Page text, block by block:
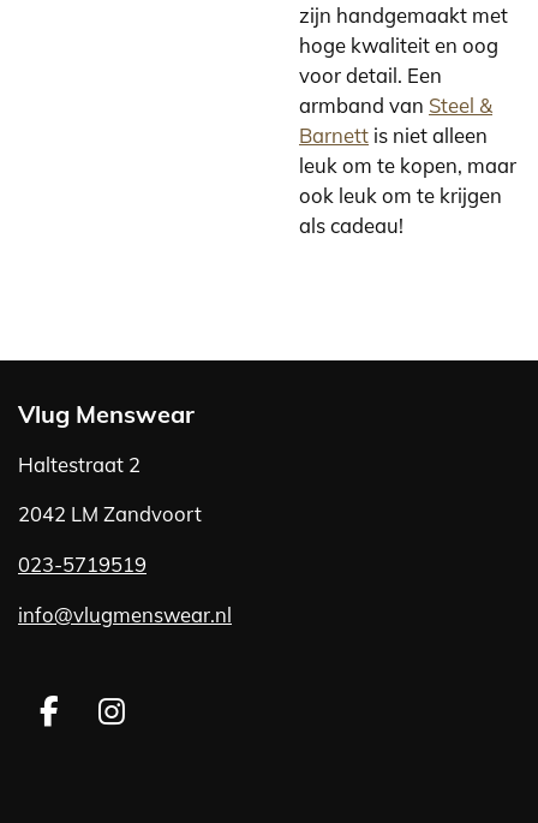
zijn handgemaakt met
hoge kwaliteit en oog
voor detail. Een
armband van Steel &
Barnett is niet alleen
leuk om te kopen, maar
ook leuk om te krijgen
als cadeau!
Vlug Menswear
Haltestraat 2
2042 LM Zandvoort
023-5719519
info@vlugmenswear.nl
F
I